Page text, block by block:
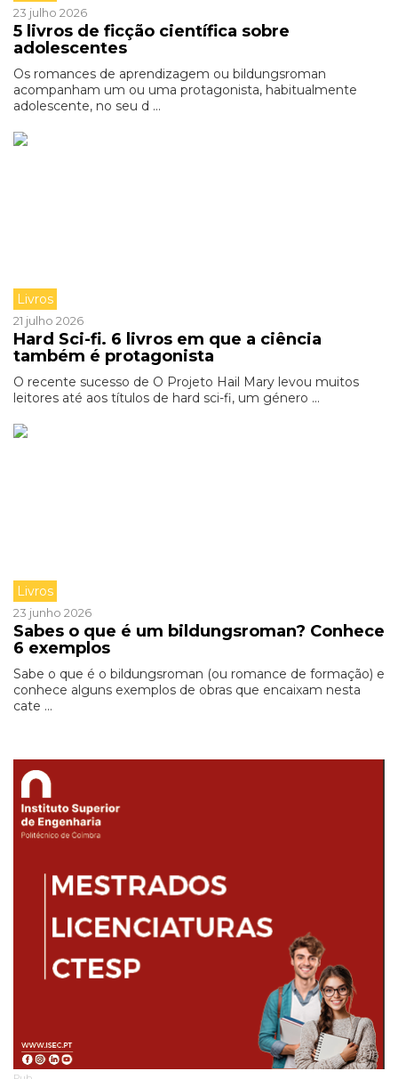
23 julho 2026
5 livros de ficção científica sobre
adolescentes
Os romances de aprendizagem ou bildungsroman
acompanham um ou uma protagonista, habitualmente
adolescente, no seu d ...
Livros
21 julho 2026
Hard Sci-fi. 6 livros em que a ciência
também é protagonista
O recente sucesso de O Projeto Hail Mary levou muitos
leitores até aos títulos de hard sci-fi, um género ...
Livros
23 junho 2026
Sabes o que é um bildungsroman? Conhece
6 exemplos
Sabe o que é o bildungsroman (ou romance de formação) e
conhece alguns exemplos de obras que encaixam nesta
cate ...